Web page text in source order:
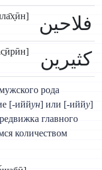
فلاحين
كثيرين
рода
[-иййун] или [-иййу]
главного
количеством